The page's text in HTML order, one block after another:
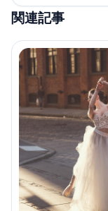
関連記事